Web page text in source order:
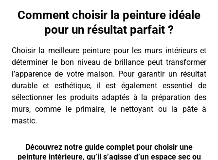
Comment choisir la peinture idéale
pour un résultat parfait ?
Choisir la meilleure peinture pour les murs intérieurs et
déterminer le bon niveau de brillance peut transformer
l’apparence de votre maison. Pour garantir un résultat
durable et esthétique, il est également essentiel de
sélectionner les produits adaptés à la préparation des
murs, comme le primaire, le nettoyant ou la pâte à
mastic.
Découvrez notre guide complet pour choisir une
peinture intérieure, qu’il s’agisse d’un espace sec ou